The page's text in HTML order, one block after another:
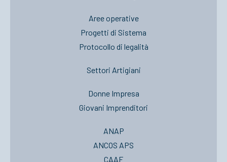
Aree operative
Progetti di Sistema
Protocollo di legalità
Settori Artigiani
Donne Impresa
Giovani Imprenditori
ANAP
ANCOS APS
CAAF